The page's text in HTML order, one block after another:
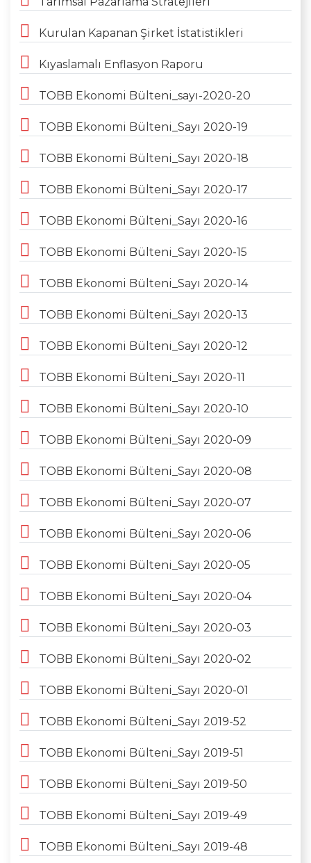
Kurulan Kapanan Şirket İstatistikleri
Kıyaslamalı Enflasyon Raporu
TOBB Ekonomi Bülteni_sayı-2020-20
TOBB Ekonomi Bülteni_Sayı 2020-19
TOBB Ekonomi Bülteni_Sayı 2020-18
TOBB Ekonomi Bülteni_Sayı 2020-17
TOBB Ekonomi Bülteni_Sayı 2020-16
TOBB Ekonomi Bülteni_Sayı 2020-15
TOBB Ekonomi Bülteni_Sayı 2020-14
TOBB Ekonomi Bülteni_Sayı 2020-13
TOBB Ekonomi Bülteni_Sayı 2020-12
TOBB Ekonomi Bülteni_Sayı 2020-11
TOBB Ekonomi Bülteni_Sayı 2020-10
TOBB Ekonomi Bülteni_Sayı 2020-09
TOBB Ekonomi Bülteni_Sayı 2020-08
TOBB Ekonomi Bülteni_Sayı 2020-07
TOBB Ekonomi Bülteni_Sayı 2020-06
TOBB Ekonomi Bülteni_Sayı 2020-05
TOBB Ekonomi Bülteni_Sayı 2020-04
TOBB Ekonomi Bülteni_Sayı 2020-03
TOBB Ekonomi Bülteni_Sayı 2020-02
TOBB Ekonomi Bülteni_Sayı 2020-01
TOBB Ekonomi Bülteni_Sayı 2019-52
TOBB Ekonomi Bülteni_Sayı 2019-51
TOBB Ekonomi Bülteni_Sayı 2019-50
TOBB Ekonomi Bülteni_Sayı 2019-49
TOBB Ekonomi Bülteni_Sayı 2019-48